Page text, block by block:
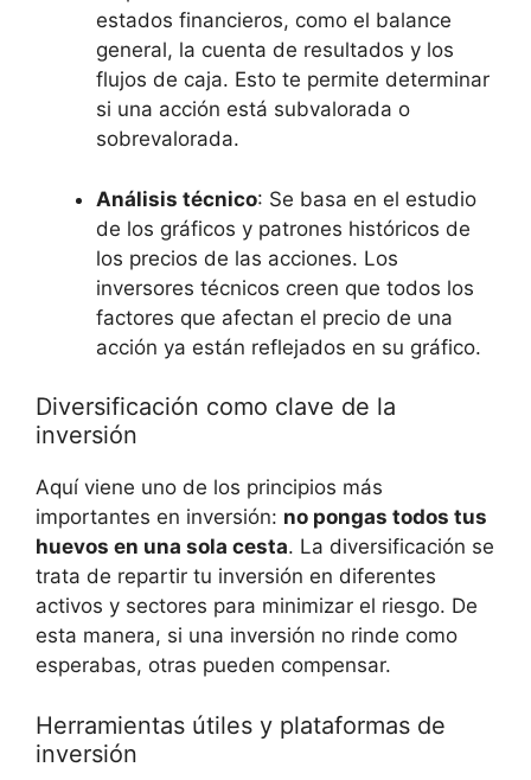
estados financieros, como el balance
general, la cuenta de resultados y los
flujos de caja. Esto te permite determinar
si una acción está subvalorada o
sobrevalorada.
Análisis técnico: Se basa en el estudio
de los gráficos y patrones históricos de
los precios de las acciones. Los
inversores técnicos creen que todos los
factores que afectan el precio de una
acción ya están reflejados en su gráfico.
Diversificación como clave de la
inversión
Aquí viene uno de los principios más
importantes en inversión: no pongas todos tus
huevos en una sola cesta. La diversificación se
trata de repartir tu inversión en diferentes
activos y sectores para minimizar el riesgo. De
esta manera, si una inversión no rinde como
esperabas, otras pueden compensar.
Herramientas útiles y plataformas de
inversión